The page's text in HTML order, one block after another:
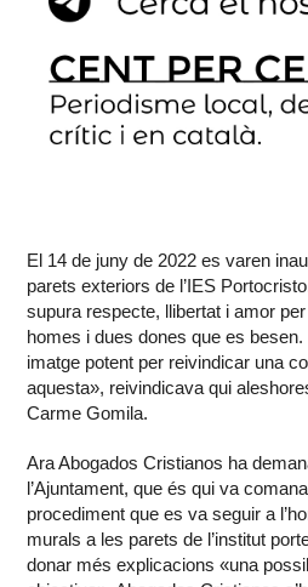
El 14 de juny de 2022 es varen
parets exteriors de l’IES
supura respecte, llibertat i amor
homes i dues dones que es
imatge potent per reivindicar una
aquesta», reivindicava qui
Carme Gomila.
Ara Abogados Cristianos ha
l’Ajuntament, que és qui va
procediment que es va seguir a
murals a les parets de l’institut
donar més explicacions «una